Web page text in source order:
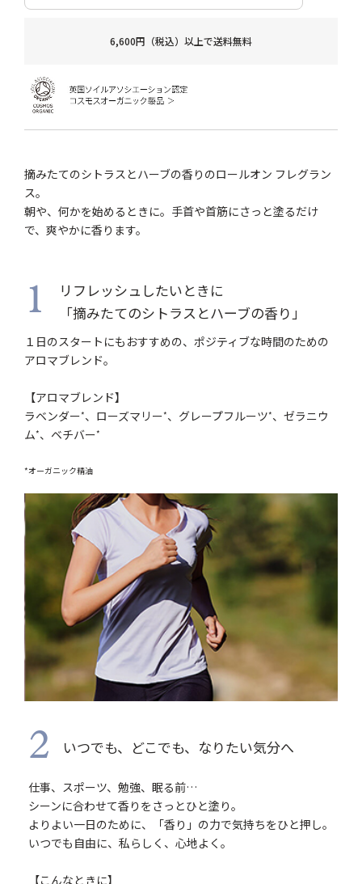
6,600円（税込）以上で送料無料
摘みたてのシトラスとハーブの香りのロールオン フレグラン
ス。
朝や、何かを始めるときに。手首や首筋にさっと塗るだけ
で、爽やかに香ります。
1
リフレッシュしたいときに
「摘みたてのシトラスとハーブの香り」
１日のスタートにもおすすめの、ポジティブな時間のための
アロマブレンド。
【アロマブレンド】
ラベンダー*、ローズマリー*、グレープフルーツ*、ゼラニウ
ム*、ベチバー*
*オーガニック精油
2 いつでも、どこでも、なりたい気分へ
仕事、スポーツ、勉強、眠る前…
シーンに合わせて香りをさっとひと塗り。
よりよい一日のために、「香り」の力で気持ちをひと押し。
いつでも自由に、私らしく、心地よく。
【こんなときに】